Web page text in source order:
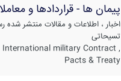
پیمان ها - قراردادها و
اخبار ، اطلاعات و مقالات منتشر
تسیحاتی
military Contract ,
Pacts & Treaty